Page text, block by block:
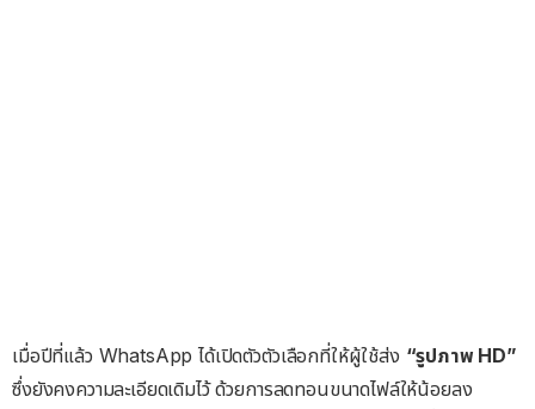
เมื่อปีที่แล้ว WhatsApp ได้เปิดตัวตัวเลือกที่ให้ผู้ใช้ส่ง “รูปภาพ HD”
ซึ่งยังคงความละเอียดเดิมไว้ ด้วยการลดทอนขนาดไฟล์ให้น้อยลง